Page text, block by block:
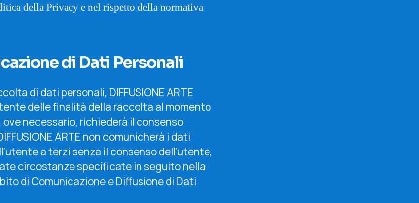
della Privacy e nel rispetto della normativa
di Dati Personali
di dati personali, DIFFUSIONE ARTE
delle finalità della raccolta al momento
necessario, richiederà il consenso
ARTE non comunicherà i dati
a terzi senza il consenso dell’utente,
circostanze specificate in seguito nella
di Comunicazione e Diffusione di Dati